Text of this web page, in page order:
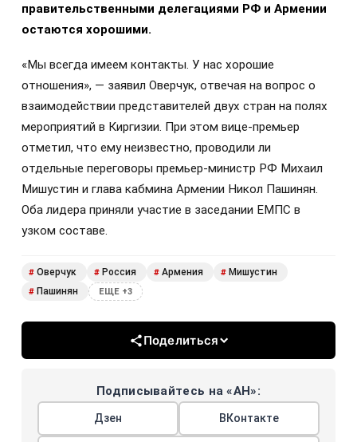
правительственными делегациями РФ и Армении
остаются хорошими.
«Мы всегда имеем контакты. У нас хорошие
отношения», — заявил Оверчук, отвечая на вопрос о
взаимодействии представителей двух стран на полях
мероприятий в Киргизии. При этом вице-премьер
отметил, что ему неизвестно, проводили ли
отдельные переговоры премьер-министр РФ Михаил
Мишустин и глава кабмина Армении Никол Пашинян.
Оба лидера приняли участие в заседании ЕМПС в
узком составе.
# Оверчук # Россия # Армения # Мишустин
# Пашинян ЕЩЕ +3
Поделиться
Подписывайтесь на «АН»:
Дзен ВКонтакте